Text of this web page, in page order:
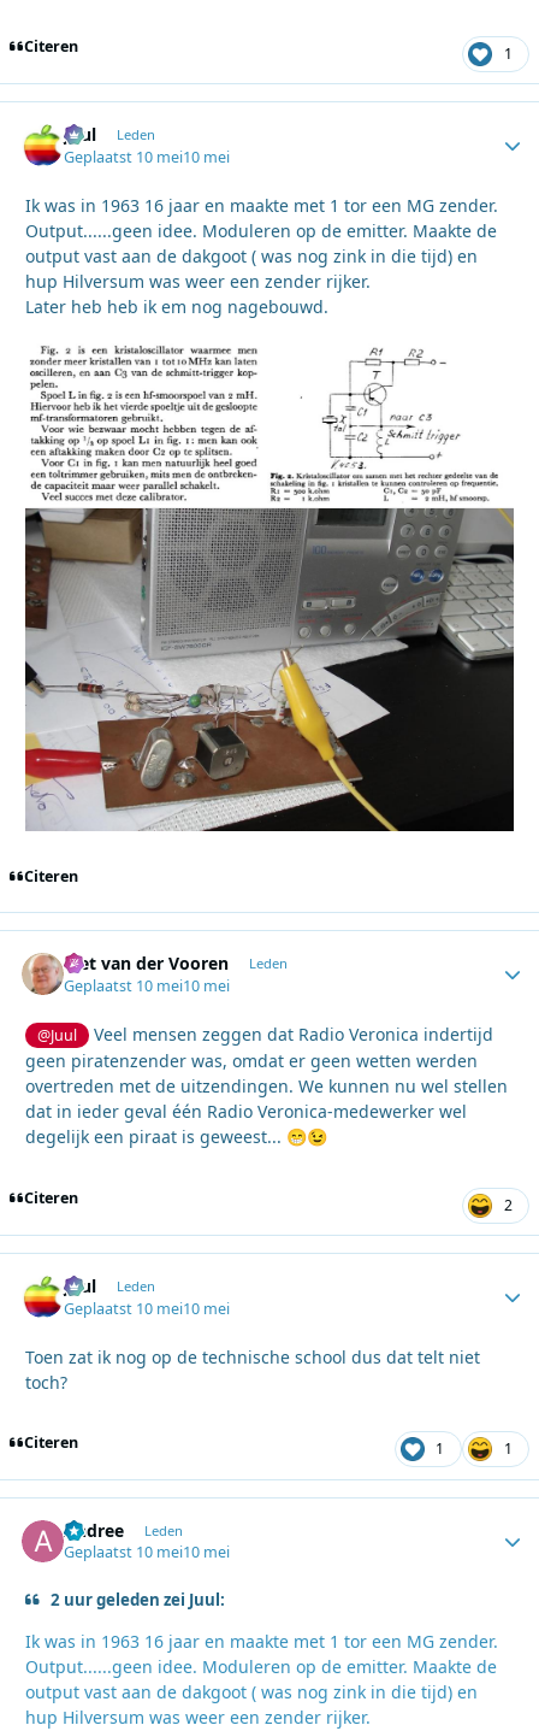
Citeren 1
Juul Leden
Geplaatst 10 mei10 mei
Ik was in 1963 16 jaar en maakte met 1 tor een MG zender.
Output......geen idee. Moduleren op de emitter. Maakte de
output vast aan de dakgoot ( was nog zink in die tijd) en
hup Hilversum was weer een zender rijker.
Later heb heb ik em nog nagebouwd.
Citeren
Piet van der Vooren Leden
Geplaatst 10 mei10 mei
@Juul
Veel mensen zeggen dat Radio Veronica indertijd
geen piratenzender was, omdat er geen wetten werden
overtreden met de uitzendingen. We kunnen nu wel stellen
dat in ieder geval één Radio Veronica-medewerker wel
degelijk een piraat is geweest... 😁😉
Citeren 2
Juul Leden
Geplaatst 10 mei10 mei
Toen zat ik nog op de technische school dus dat telt niet
toch?
Citeren 1 1
Andree Leden
Geplaatst 10 mei10 mei
2 uur geleden zei Juul:
Ik was in 1963 16 jaar en maakte met 1 tor een MG zender.
Output......geen idee. Moduleren op de emitter. Maakte de
output vast aan de dakgoot ( was nog zink in die tijd) en
hup Hilversum was weer een zender rijker.